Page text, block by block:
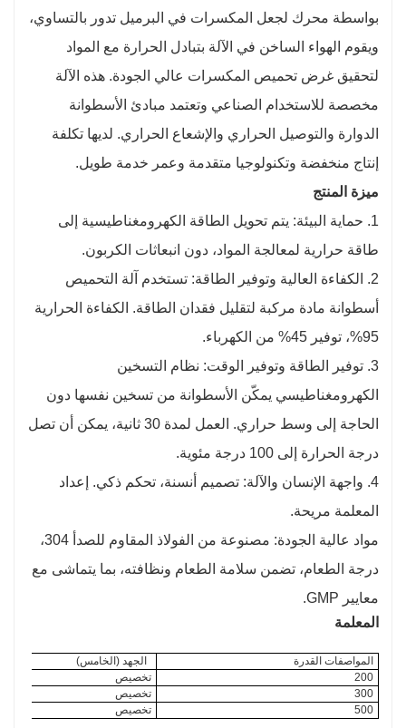
بواسطة محرك لجعل المكسرات في البرميل تدور بالتساوي،
ويقوم الهواء الساخن في الآلة بتبادل الحرارة مع المواد
لتحقيق غرض تحميص المكسرات عالي الجودة. هذه الآلة
مخصصة للاستخدام الصناعي وتعتمد مبادئ الأسطوانة
الدوارة والتوصيل الحراري والإشعاع الحراري. لديها تكلفة
إنتاج منخفضة وتكنولوجيا متقدمة وعمر خدمة طويل.
ميزة المنتج
1. حماية البيئة: يتم تحويل الطاقة الكهرومغناطيسية إلى
طاقة حرارية لمعالجة المواد، دون انبعاثات الكربون.
2. الكفاءة العالية وتوفير الطاقة: تستخدم آلة التحميص
أسطوانة مادة مركبة لتقليل فقدان الطاقة. الكفاءة الحرارية
95%، توفير 45% من الكهرباء.
3. توفير الطاقة وتوفير الوقت: نظام التسخين
الكهرومغناطيسي يمكّن الأسطوانة من تسخين نفسها دون
الحاجة إلى وسط حراري. العمل لمدة 30 ثانية، يمكن أن تصل
درجة الحرارة إلى 100 درجة مئوية.
4. واجهة الإنسان والآلة: تصميم أنسنة، تحكم ذكي. إعداد
المعلمة مريحة.
مواد عالية الجودة: مصنوعة من الفولاذ المقاوم للصدأ 304،
درجة الطعام، تضمن سلامة الطعام ونظافته، بما يتماشى مع
معايير GMP.
المعلمة
المواصفات القدرة
الجهد (الخامس)
200
تخصيص
300
تخصيص
500
تخصيص